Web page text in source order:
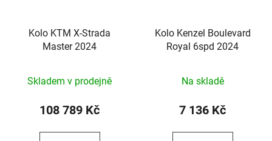
Kolo KTM X-Strada
Master 2024
Skladem v prodejně
108 789 Kč
Kolo Kenzel Boulevard
Royal 6spd 2024
Na skladě
7 136 Kč